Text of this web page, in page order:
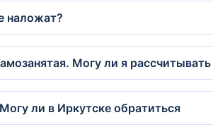
наложат?
Могу ли я
ли в Иркутске обратиться